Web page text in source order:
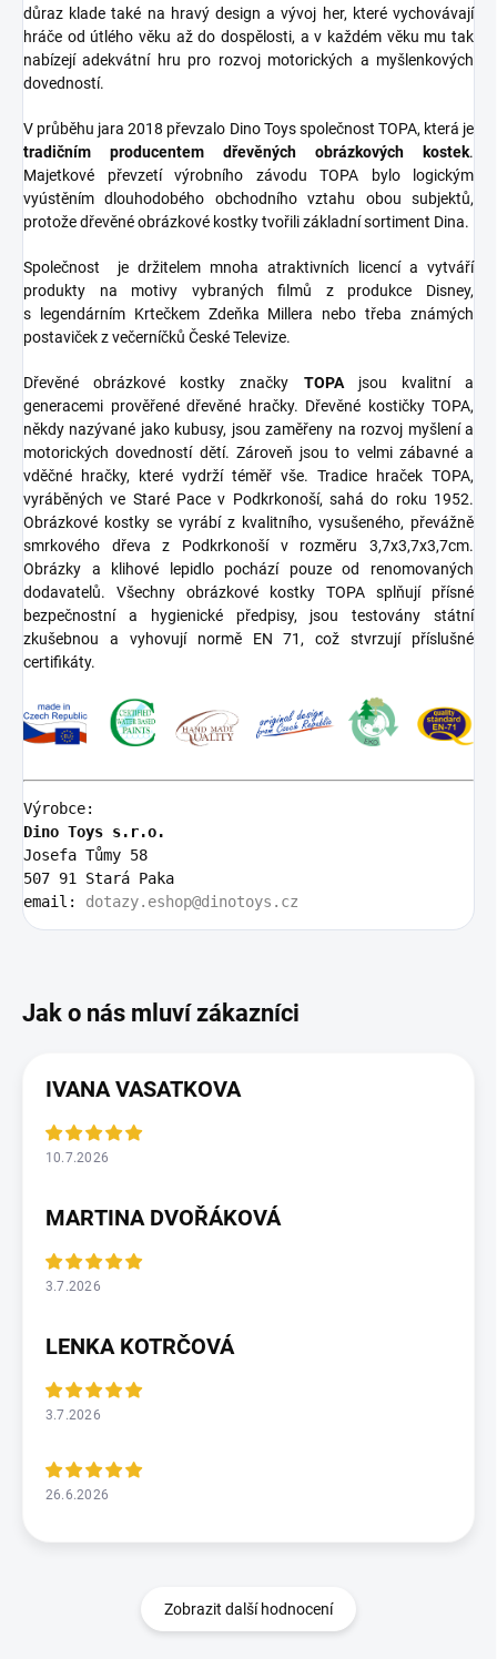
důraz klade také na hravý design a vývoj her, které vychovávají
hráče od útlého věku až do dospělosti, a v každém věku mu tak
nabízejí adekvátní hru pro rozvoj motorických a myšlenkových
dovedností.
V průběhu jara 2018 převzalo Dino Toys společnost TOPA, která je
tradičním producentem dřevěných obrázkových kostek.
Majetkové převzetí výrobního závodu TOPA bylo logickým
vyústěním dlouhodobého obchodního vztahu obou subjektů,
protože dřevěné obrázkové kostky tvořili základní sortiment Dina.
Společnost je držitelem mnoha atraktivních licencí a vytváří
produkty na motivy vybraných filmů z produkce Disney,
s legendárním Krtečkem Zdeňka Millera nebo třeba známých
postaviček z večerníčků České Televize.
Dřevěné obrázkové kostky značky TOPAjsou kvalitní a
generacemi prověřené dřevěné hračky. Dřevěné kostičky TOPA,
někdy nazývané jako kubusy, jsou zaměřeny na rozvoj myšlení a
motorických dovedností dětí. Zároveň jsou to velmi zábavné a
vděčné hračky, které vydrží téměř vše. Tradice hraček TOPA,
vyráběných ve Staré Pace v Podkrkonoší, sahá do roku 1952.
Obrázkové kostky se vyrábí z kvalitního, vysušeného, převážně
smrkového dřeva z Podkrkonoší v rozměru 3,7x3,7x3,7cm.
Obrázky a klihové lepidlo pochází pouze od renomovaných
dodavatelů. Všechny obrázkové kostky TOPA splňují přísné
bezpečnostní a hygienické předpisy, jsou testovány státní
zkušebnou a vyhovují normě EN 71, což stvrzují příslušné
certifikáty.
Výrobce:
Dino Toys s.r.o.
Josefa Tůmy 58
507 91 Stará Paka
email: dotazy.eshop@dinotoys.cz
IVANA VASATKOVA
10.7.2026
MARTINA DVOŘÁKOVÁ
3.7.2026
LENKA KOTRČOVÁ
3.7.2026
26.6.2026
Zobrazit další hodnocení